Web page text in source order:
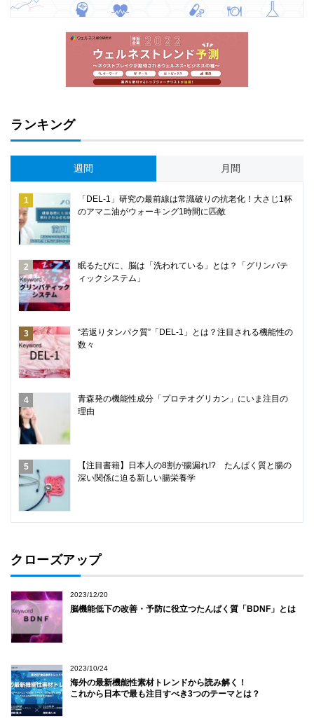
ランキング
週間 月間
「DEL-1」研究の最前線は常識破りの抗老化！大さじ1杯
のアマニ油がウォーキング1時間に匹敵
眠るたびに、脳は「洗われている」とは？「グリンパテ
ィックシステム」
“若返りタンパク質”「DEL-1」とは？注目される機能性の
数々
青森発の機能性成分「プロテオグリカン」にいま注目の
理由
【注目書籍】日本人の8割が腸漏れ!? たんぱく質と腸の
深い関係に迫る新しい腸栄養学
クローズアップ
2023/12/20
脳機能低下の改善・予防に役立つたんぱく質「BDNF」とは
2023/10/24
海外の最新機能性素材トレンドから読み解く！
これから日本で最も注目すべき3つのテーマとは？